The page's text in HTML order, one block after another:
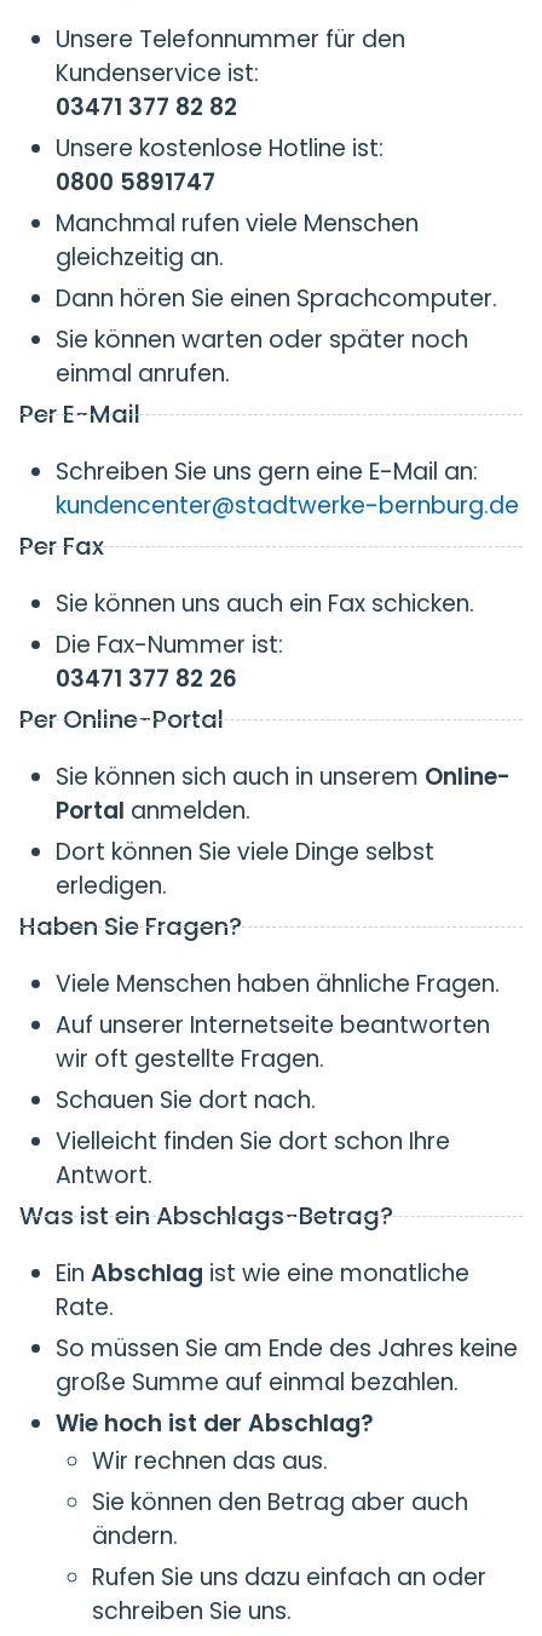
Unsere Telefonnummer für den
Kundenservice ist:
03471 377 82 82
Unsere kostenlose Hotline ist:
0800 5891747
Manchmal rufen viele Menschen
gleichzeitig an.
Dann hören Sie einen Sprachcomputer.
Sie können warten oder später noch
einmal anrufen.
Per E-Mail
Schreiben Sie uns gern eine E-Mail an:
kundencenter@stadtwerke-bernburg.de
Per Fax
Sie können uns auch ein Fax schicken.
Die Fax-Nummer ist:
03471 377 82 26
Per Online-Portal
Sie können sich auch in unserem Online-
Portal anmelden.
Dort können Sie viele Dinge selbst
erledigen.
Haben Sie Fragen?
Viele Menschen haben ähnliche Fragen.
Auf unserer Internetseite beantworten
wir oft gestellte Fragen.
Schauen Sie dort nach.
Vielleicht finden Sie dort schon Ihre
Antwort.
Was ist ein Abschlags-Betrag?
Ein Abschlag ist wie eine monatliche
Rate.
So müssen Sie am Ende des Jahres keine
große Summe auf einmal bezahlen.
Wie hoch ist der Abschlag?
Wir rechnen das aus.
Sie können den Betrag aber auch
ändern.
Rufen Sie uns dazu einfach an oder
schreiben Sie uns.